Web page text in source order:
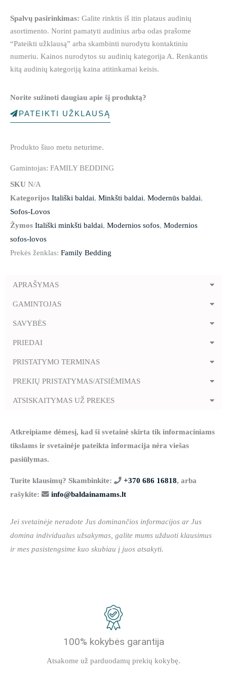
Spalvų pasirinkimas: Galite rinktis iš itin plataus audinių
asortimento. Norint pamatyti audinius arba odas prašome
“Pateikti užklausą” arba skambinti nurodytu kontaktiniu
numeriu. Kainos nurodytos su audinių kategorija A. Renkantis
kitą audinių kategoriją kaina atitinkamai keisis.
Norite sužinoti daugiau apie šį produktą?
PATEIKTI UŽKLAUSĄ
Produkto šiuo metu neturime.
Gamintojas: FAMILY BEDDING
SKU N/A
Kategorijos Itališki baldai, Minkšti baldai, Modernūs baldai,
Sofos-Lovos
Žymos Itališki minkšti baldai, Modernios sofos, Modernios
sofos-lovos
Prekės ženklas: Family Bedding
APRAŠYMAS
GAMINTOJAS
SAVYBĖS
PRIEDAI
PRISTATYMO TERMINAS
PREKIŲ PRISTATYMAS/ATSIĖMIMAS
ATSISKAITYMAS UŽ PREKES
Atkreipiame dėmesį, kad ši svetainė skirta tik informaciniams
tikslams ir svetainėje pateikta informacija nėra viešas
pasiūlymas.
Turite klausimų? Skambinkite: +370 686 16818, arba
rašykite:
info@baldainamams.lt
Jei svetainėje neradote Jus dominančios informacijos ar Jus
domina individualus užsakymas, galite mums užduoti klausimus
ir mes pasistengsime kuo skubiau į juos atsakyti.
100% kokybės garantija
Atsakome už parduodamų prekių kokybę.